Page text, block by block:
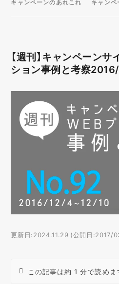
キャンペーンのあれこれ キャンペ
【週刊】キャンペーン
ション事例と考察
更新日:2024.11.29 (公開日:2017/
この記事は約 1 分で読めま